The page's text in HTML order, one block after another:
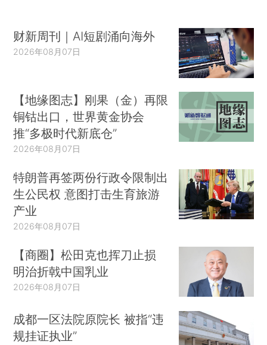
财新周刊｜AI短剧涌向海外
2026年08月07日
【地缘图志】刚果（金）再限
铜钴出口，世界黄金协会
推“多极时代新底仓”
2026年08月07日
特朗普再签两份行政令限制出
生公民权 意图打击生育旅游
产业
2026年08月07日
【商圈】松田克也挥刀止损
明治折戟中国乳业
2026年08月07日
成都一区法院原院长 被指“违
规挂证执业”